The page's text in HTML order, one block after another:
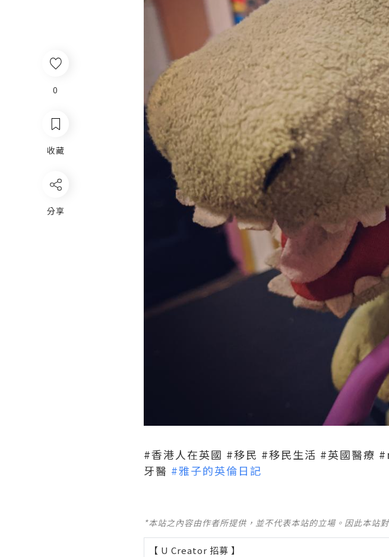
0
收藏
分享
#香港人在英國 #移民 #移民生活 #英國醫療
牙醫 #雅子的英倫日記
*本站之內容由作者所提供，並不代表本站的立場。因此本站
【 U Creator 招募 】